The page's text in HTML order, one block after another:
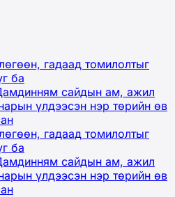
гадаад томилолтыг
ба
сайдын ам, ажил
үлдээсэн нэр төрийн өв
гадаад томилолтыг
ба
сайдын ам, ажил
үлдээсэн нэр төрийн өв